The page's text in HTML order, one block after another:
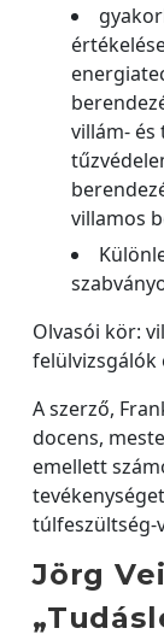
villám- és
villamos
Olvasói kör:
felülvizsgálók
A szerző,
docens,
emellett
túlfeszültség-
Jörg